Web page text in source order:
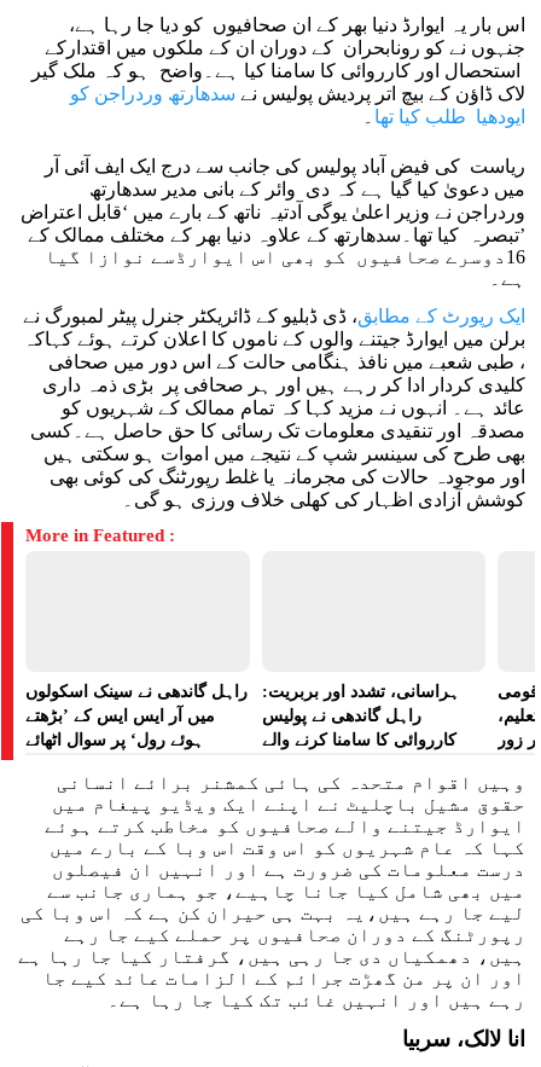
اس بار یہ ایوارڈ دنیا بھر کے ان صحافیوں کو دیا جا رہا ہے،
جنہوں نے کو رونابحران کے دوران ان کے ملکوں میں اقتدارکے
استحصال اور کارروائی کا سامنا کیا ہے۔واضح ہو کہ ملک گیر
لاک ڈاؤن کے بیچ اتر پردیش پولیس نے سدھارتھ وردراجن کو
ایودھیا طلب کیا تھا
ریاست کی فیض آباد پولیس کی جانب سے درج ایک ایف آئی آر
میں دعویٰ کیا گیا ہے کہ دی وائر کے بانی مدیر سدھارتھ
وردراجن نے وزیر اعلیٰ یوگی آدتیہ ناتھ کے بارے میں ‘قابل اعتراض
’تبصرہ کیا تھا۔سدھارتھ کے علاوہ دنیا بھر کے مختلف ممالک کے
16دوسرے صحافیوں کو بھی اس ایوارڈسے نوازا گیا
ہے۔
ایک رپورٹ کے مطابق، ڈی ڈبلیو کے ڈائریکٹر جنرل پیٹر لمبورگ نے
برلن میں ایوارڈ جیتنے والوں کے ناموں کا اعلان کرتے ہوئے کہاکہ
، طبی شعبے میں نافذ ہنگامی حالت کے اس دور میں صحافی
کلیدی کردار ادا کر رہے ہیں اور ہر صحافی پر بڑی ذمہ داری
عائد ہے۔ انہوں نے مزید کہا کہ تمام ممالک کے شہریوں کو
مصدقہ اور تنقیدی معلومات تک رسائی کا حق حاصل ہے۔کسی
بھی طرح کی سینسر شپ کے نتیجے میں اموات ہو سکتی ہیں
اور موجودہ حالات کی مجرمانہ یا غلط رپورٹنگ کی کوئی بھی
کوشش آزادی اظہار کی کھلی خلاف ورزی ہو گی۔
More in Featured :
راہل گاندھی نے سینک اسکولوں
میں آر ایس ایس کے ’بڑھتے
ہوئے رول‘ پر سوال اٹھائے
ہراسانی، تشدد اور بربریت:
راہل گاندھی نے پولیس
کارروائی کا سامنا کرنے والے
قومی
زور
وہیں اقوام متحدہ کی ہائی کمشنر برائے انسانی
حقوق مشیل باچلیٹ نے اپنے ایک ویڈیو پیغام میں
ایوارڈ جیتنے والے صحافیوں کو مخاطب کرتے ہوئے
کہا کہ عام شہریوں کو اس وقت اس وبا کے بارے میں
درست معلومات کی ضرورت ہے اور انہیں ان فیصلوں
میں بھی شامل کیا جانا چاہیے، جو ہماری جانب سے
لیے جا رہے ہیں،یہ بہت ہی حیران کن ہے کہ اس وبا کی
رپورٹنگ کے دوران صحافیوں پر حملے کیے جا رہے
ہیں، دھمکیاں دی جا رہی ہیں، گرفتار کیا جا رہا ہے
اور ان پر من گھڑت جرائم کے الزامات عائد کیے جا
رہے ہیں اور انہیں غائب تک کیا جا رہا ہے۔
انا لالک، سربیا